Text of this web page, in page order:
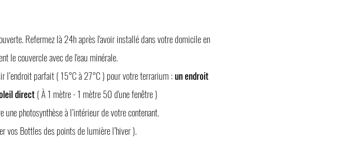
Refermez là 24h après l'avoir installé dans votre domicile en
le couvercle avec de l'eau minérale.
parfait ( 15°C à 27°C ) pour votre terrarium : un endroit
direct( À 1 mètre - 1 mètre 50 d'une fenêtre )
photosynthèse à l’intérieur de votre contenant.
vos Bottles des points de lumière l’hiver ).